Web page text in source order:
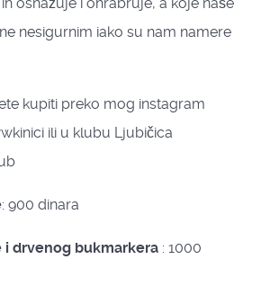
nesigurnim iako su nam namere
kupiti preko mog instagram
ili u klubu Ljubičica
: 900 dinara
i drvenog bukmarkera : 1000